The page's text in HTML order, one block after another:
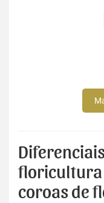
floricultura
coroas de